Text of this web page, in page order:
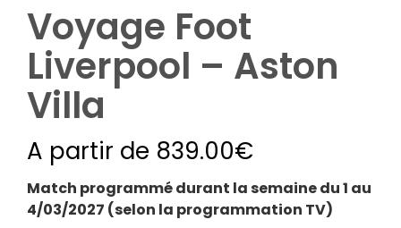
Voyage Foot
Liverpool – Aston
Villa
A partir de 839.00€
Match programmé durant la semaine du 1 au
4/03/2027 (selon la programmation TV)